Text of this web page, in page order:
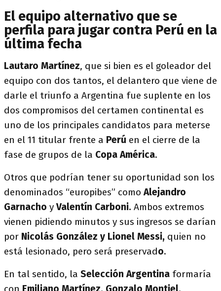
El equipo alternativo que se
perfila para jugar contra Perú en la
última fecha
Lautaro Martínez, que si bien es el goleador del
equipo con dos tantos, el delantero que viene de
darle el triunfo a Argentina fue suplente en los
dos compromisos del certamen continental es
uno de los principales candidatos para meterse
en el 11 titular frente a Perú en el cierre de la
fase de grupos de la Copa América.
Otros que podrían tener su oportunidad son los
denominados “europibes” comoAlejandro
Garnacho yValentín Carboni. Ambos extremos
vienen pidiendo minutos y sus ingresos se darían
por Nicolás González y Lionel Messi, quien no
está lesionado, pero será preservado.
En tal sentido, la Selección Argentina formaría